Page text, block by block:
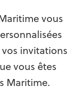
vous
invitations
vous êtes
Maritime.